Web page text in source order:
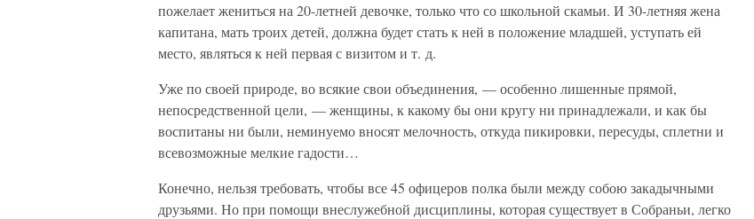
пожелает жениться на 20-летней девочке, только что со школьной скамьи. И 30-летняя жена
капитана, мать троих детей, должна будет стать к ней в положение младшей, уступать ей
место, являться к ней первая с визитом и т. д.
Уже по своей природе, во всякие свои объединения, — особенно лишенные прямой,
непосредственной цели, — женщины, к какому бы они кругу ни принадлежали, и как бы
воспитаны ни были, неминуемо вносят мелочность, откуда пикировки, пересуды, сплетни и
всевозможные мелкие гадости…
Конечно, нельзя требовать, чтобы все 45 офицеров полка были между собою закадычными
друзьями. Но при помощи внеслужебной дисциплины, которая существует в Собраньи, легко